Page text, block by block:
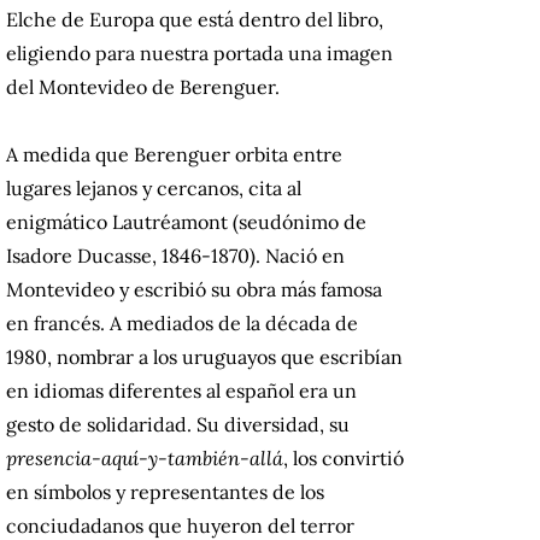
Elche de Europa que está dentro del libro,
eligiendo para nuestra portada una imagen
del Montevideo de Berenguer.
A medida que Berenguer orbita entre
lugares lejanos y cercanos, cita al
enigmático Lautréamont (seudónimo de
Isadore Ducasse, 1846-1870). Nació en
Montevideo y escribió su obra más famosa
en francés. A mediados de la década de
1980, nombrar a los uruguayos que escribían
en idiomas diferentes al español era un
gesto de solidaridad. Su diversidad, su
presencia-aquí-y-también-allá, los convirtió
en símbolos y representantes de los
conciudadanos que huyeron del terror